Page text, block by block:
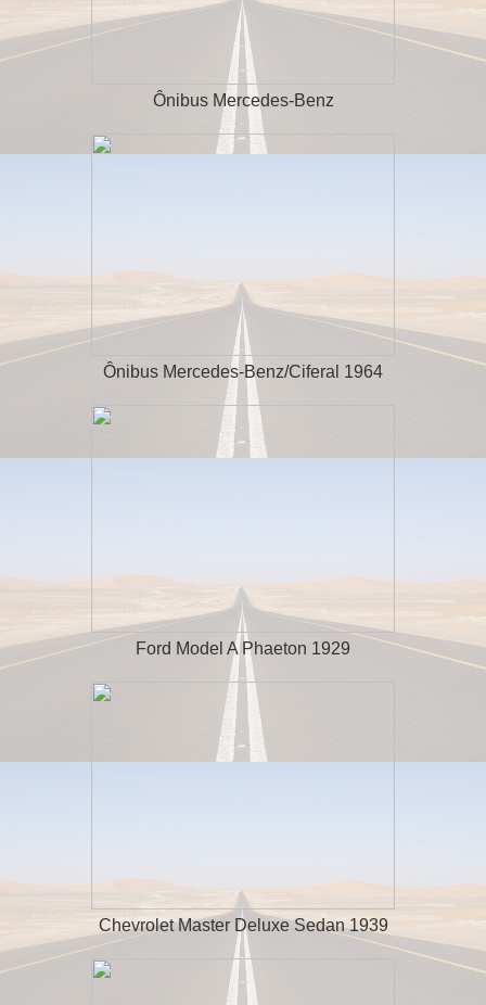
Ônibus Mercedes-Benz
Ônibus Mercedes-Benz/Ciferal 1964
Ford Model A Phaeton 1929
Chevrolet Master DeluxeSedan 1939